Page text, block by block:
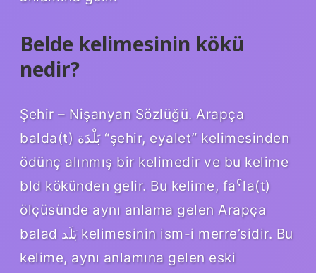
Belde kelimesinin kökü
nedir?
Şehir – Nişanyan Sözlüğü. Arapça
balda(t) بَلْدَة “şehir, eyalet” kelimesinden
ödünç alınmış bir kelimedir ve bu kelime
bld kökünden gelir. Bu kelime, faˁla(t)
ölçüsünde aynı anlama gelen Arapça
balad بَلَد kelimesinin ism-i merre’sidir. Bu
kelime, aynı anlamına gelen eski